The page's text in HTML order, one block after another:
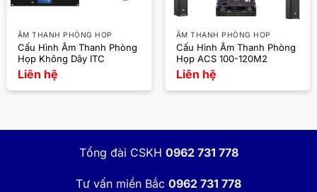
ÂM THANH PHÒNG HỌP
Cấu Hình Âm Thanh Phòng
Họp Không Dây ITC
Liên hệ
ÂM THANH PHÒNG HỌP
Cấu Hình Âm Thanh Phòng
Họp ACS 100-120M2
Liên hệ
Tổng đài CSKH 0962 731 778
Tư vấn miền Bắc 0962 731 778